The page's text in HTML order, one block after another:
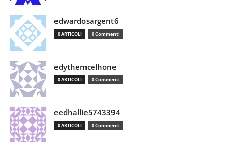
edwardosargent6
0 ARTICOLI 0 Commenti
edythemcelhone
0 ARTICOLI 0 Commenti
eedhallie5743394
0 ARTICOLI 0 Commenti